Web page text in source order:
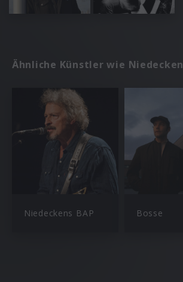
Ähnliche Künstler wie Niedecken
Niedeckens BAP Bosse